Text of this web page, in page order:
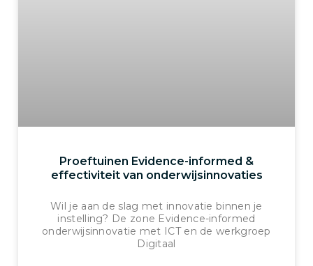
Proeftuinen Evidence-informed &
effectiviteit van onderwijsinnovaties
Wil je aan de slag met innovatie binnen je
instelling? De zone Evidence-informed
onderwijsinnovatie met ICT en de werkgroep
Digitaal